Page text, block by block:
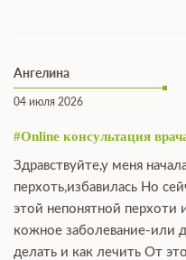
Ангелина
04 июля 2026
#Online консультация
Здравствуйте,у меня
перхоть,избавилась Но
этой непонятной перхоти
кожное заболевание-или
делать и как лечить От